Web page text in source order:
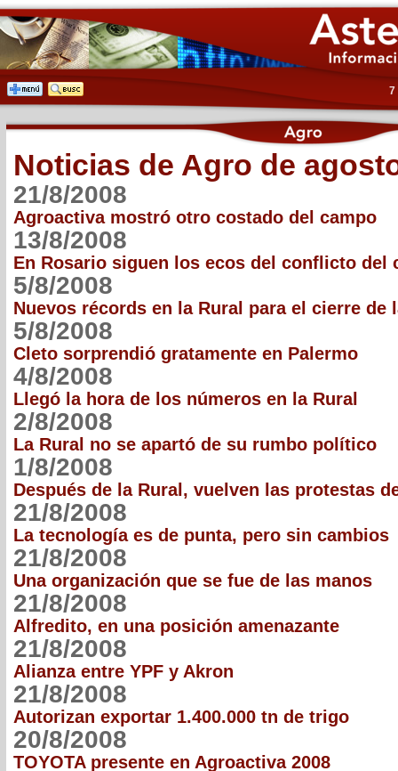
7
Noticias de Agro de
21/8/2008
Agroactiva mostró otro costado del campo
13/8/2008
En Rosario siguen los ecos del conflicto del
5/8/2008
Nuevos récords en la Rural para el cierre de
5/8/2008
Cleto sorprendió gratamente en Palermo
4/8/2008
Llegó la hora de los números en la Rural
2/8/2008
La Rural no se apartó de su rumbo político
1/8/2008
Después de la Rural, vuelven las protestas
21/8/2008
La tecnología es de punta, pero sin cambios
21/8/2008
Una organización que se fue de las manos
21/8/2008
Alfredito, en una posición amenazante
21/8/2008
Alianza entre YPF y Akron
21/8/2008
Autorizan exportar 1.400.000 tn de trigo
20/8/2008
TOYOTA presente en Agroactiva 2008